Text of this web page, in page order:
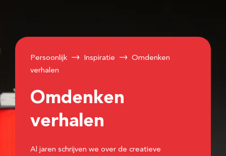
Persoonlijk Inspiratie
Omdenken
verhalen
Omdenken
verhalen
Al jaren schrijven we over de creatieve